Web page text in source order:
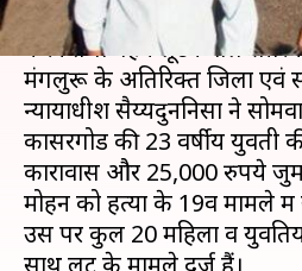
महिलाओं को घातक रसायन
करने तथा गहने लूटने वाले
मंगलुरू के अतिरिक्त जिला एवं
न्यायाधीश सैय्यदुननिसा ने
कासरगोड की 23 वर्षीय युवती
कारावास और 25,000 रुपये
मोहन को हत्या के 19वें मामले
उस पर कुल 20 महिला व